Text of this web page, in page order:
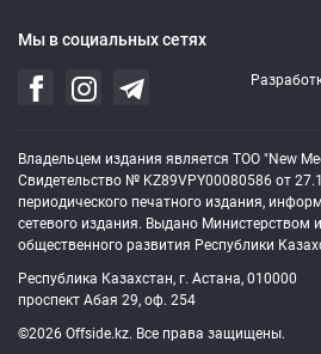
Мы в социальных сетях
Владельцем издания является ТОО "New
Свидетельство № KZ89VPY00080586 от
периодического печатного издания,
сетевого издания. Выдано Министерством
общественного развития Республики
Республика Казахстан, г. Астана, 010000
проспект Абая 29, оф. 254
©2026 Offside.kz. Все права защищены.